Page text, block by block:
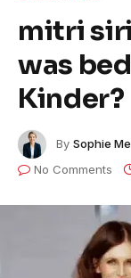
mitri
was
Kinder?
By Sophie
No Comments